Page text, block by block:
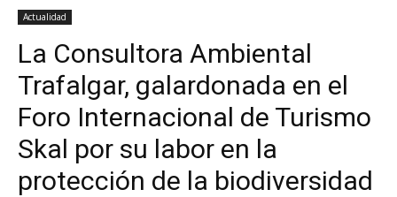
Actualidad
La Consultora Ambiental
Trafalgar, galardonada en el
Foro Internacional de Turismo
Skal por su labor en la
protección de la biodiversidad